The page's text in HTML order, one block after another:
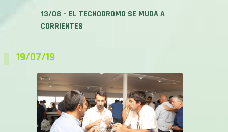
13/08 – EL TECNODROMO SE MUDA A
CORRIENTES
19/07/19